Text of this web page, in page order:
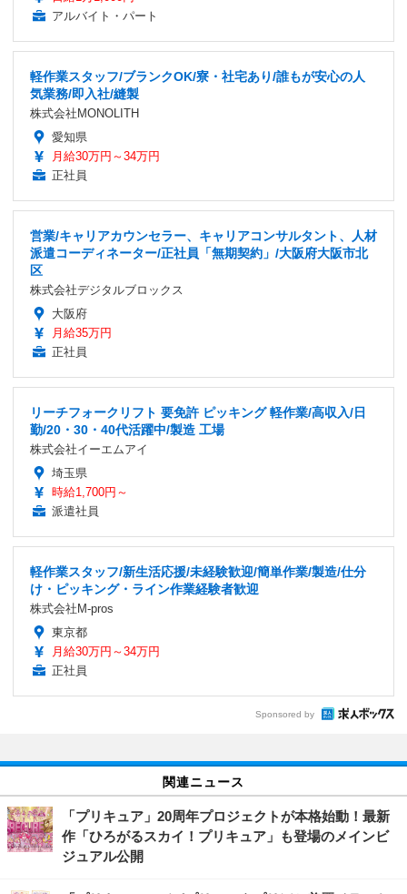
アルバイト・パート
軽作業スタッフ/ブランクOK/寮・社宅あり/誰もが安心の人
気業務/即入社/縫製
株式会社MONOLITH
愛知県
月給30万円～34万円
正社員
営業/キャリアカウンセラー、キャリアコンサルタント、人材
派遣コーディネーター/正社員「無期契約」/大阪府大阪市北
区
株式会社デジタルブロックス
大阪府
月給35万円
正社員
リーチフォークリフト 要免許 ピッキング 軽作業/高収入/日
勤/20・30・40代活躍中/製造 工場
株式会社イーエムアイ
埼玉県
時給1,700円～
派遣社員
軽作業スタッフ/新生活応援/未経験歓迎/簡単作業/製造/仕分
け・ピッキング・ライン作業経験者歓迎
株式会社M-pros
東京都
月給30万円～34万円
正社員
Sponsored by
関連ニュース
「プリキュア」20周年プロジェクトが本格始動！最新
作「ひろがるスカイ！プリキュア」も登場のメインビ
ジュアル公開